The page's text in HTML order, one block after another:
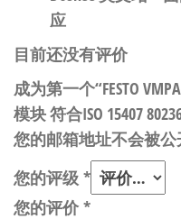
应
目前还没有评价
成为第一个“FESTO
模块 符合ISO 15407
您的邮箱地址不会被公
您的评级 *
您的评价*